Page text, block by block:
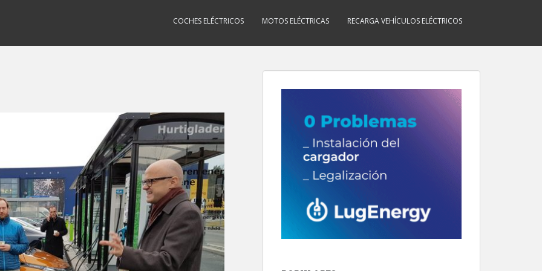
COCHES ELÉCTRICOS MOTOS ELÉCTRICAS RECARGA VEHÍCULOS ELÉCTRICOS